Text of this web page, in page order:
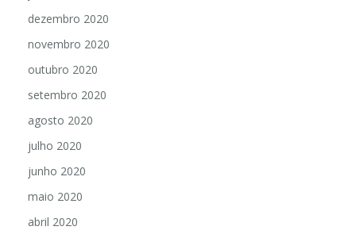
dezembro 2020
novembro 2020
outubro 2020
setembro 2020
agosto 2020
julho 2020
junho 2020
maio 2020
abril 2020